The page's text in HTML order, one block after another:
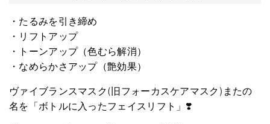
・たるみを引き締め
・リフトアップ
・トーンアップ（色むら解消）
・なめらかさアップ（艶効果）
ヴァイブランスマスク(旧フォーカスケアマスク)またの
名を「ボトルに入ったフェイスリフト」❣️